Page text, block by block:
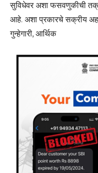
सुविधेवर अशा फसवणुकीची
आहे. अशा प्रकारचे सक्रीय
गुन्हेगारी, आर्थिक